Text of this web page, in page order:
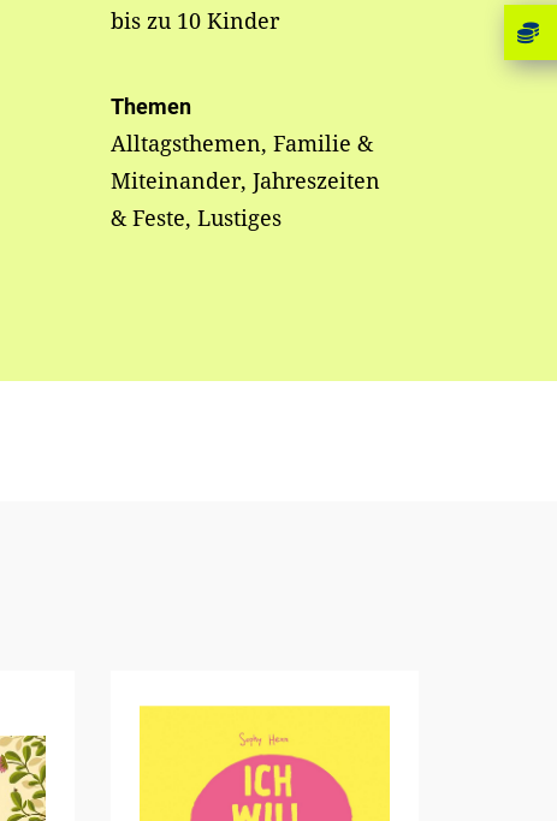
bis zu 10 Kinder
Themen
Alltagsthemen, Familie &
Miteinander, Jahreszeiten
& Feste, Lustiges